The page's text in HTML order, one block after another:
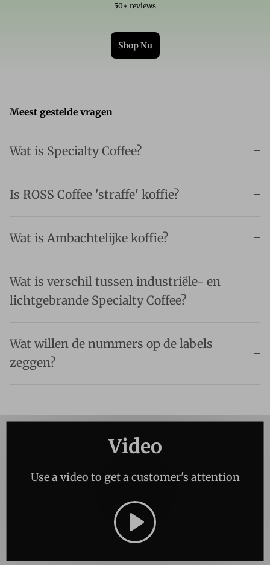
50+ reviews
Shop Nu
Meest gestelde vragen
Wat is Specialty Coffee?
Is ROSS Coffee 'straffe' koffie?
Wat is Ambachtelijke koffie?
Wat is verschil tussen industriële- en
lichtgebrande Specialty Coffee?
Wat willen de nummers op de labels
zeggen?
Video
Use a video to get a customer's attention
Spelen